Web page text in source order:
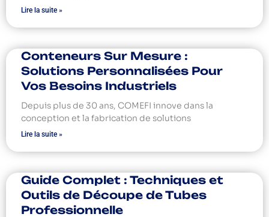
Lire la suite »
Conteneurs Sur Mesure :
Solutions Personnalisées Pour
Vos Besoins Industriels
Depuis plus de 30 ans, COMEFI innove dans la
conception et la fabrication de solutions
Lire la suite »
Guide Complet : Techniques et
Outils de Découpe de Tubes
Professionnelle